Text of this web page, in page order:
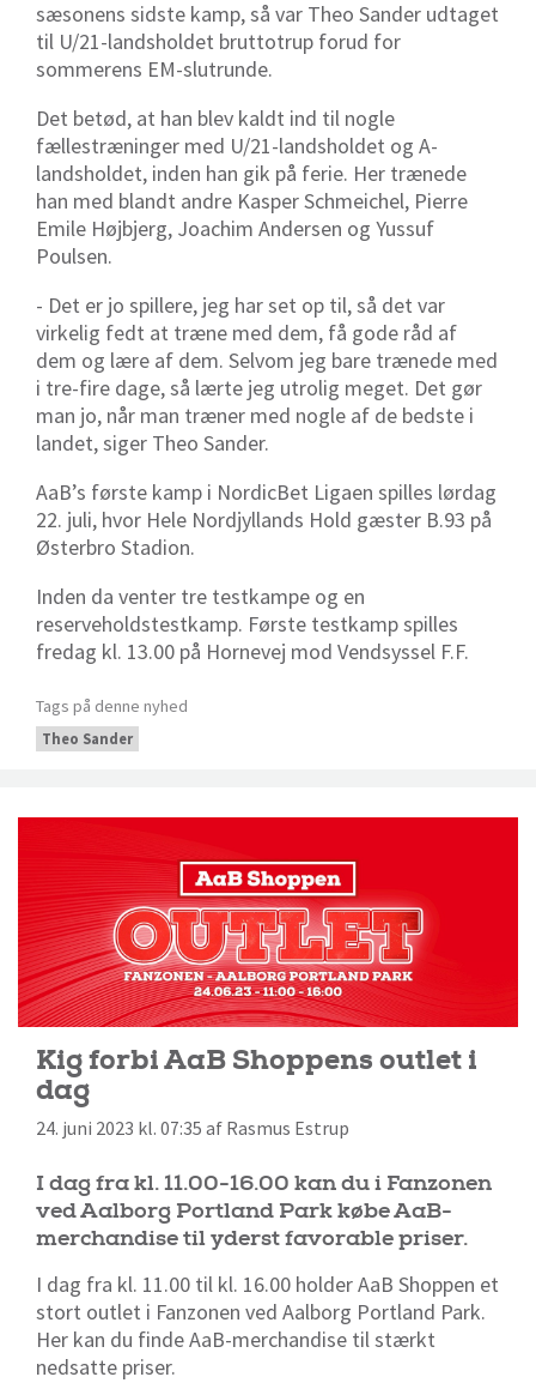
sæsonens sidste kamp, så var Theo Sander udtaget
til U/21-landsholdet bruttotrup forud for
sommerens EM-slutrunde.
Det betød, at han blev kaldt ind til nogle
fællestræninger med U/21-landsholdet og A-
landsholdet, inden han gik på ferie. Her trænede
han med blandt andre Kasper Schmeichel, Pierre
Emile Højbjerg, Joachim Andersen og Yussuf
Poulsen.
- Det er jo spillere, jeg har set op til, så det var
virkelig fedt at træne med dem, få gode råd af
dem og lære af dem. Selvom jeg bare trænede med
i tre-fire dage, så lærte jeg utrolig meget. Det gør
man jo, når man træner med nogle af de bedste i
landet, siger Theo Sander.
AaB’s første kamp i NordicBet Ligaen spilles lørdag
22. juli, hvor Hele Nordjyllands Hold gæster B.93 på
Østerbro Stadion.
Inden da venter tre testkampe og en
reserveholdstestkamp. Første testkamp spilles
fredag kl. 13.00 på Hornevej mod Vendsyssel F.F.
Tags på denne nyhed
Theo Sander
Kig forbi AaB Shoppens outlet i
dag
24. juni 2023 kl. 07:35 af Rasmus Estrup
I dag fra kl. 11.00-16.00 kan du i Fanzonen
ved Aalborg Portland Park købe AaB-
merchandise til yderst favorable priser.
I dag fra kl. 11.00 til kl. 16.00 holder AaB Shoppen et
stort outlet i Fanzonen ved Aalborg Portland Park.
Her kan du finde AaB-merchandise til stærkt
nedsatte priser.